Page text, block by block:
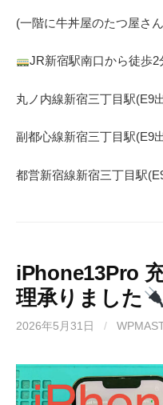
(一階に牛丼屋のたつ屋さん
JR新宿駅南口から徒歩2
丸ノ内線新宿三丁目駅(E9
副都心線新宿三丁目駅(E9
都営新宿線新宿三丁目駅(
iPhone13Pro
理承りました
2026年5月31日 /